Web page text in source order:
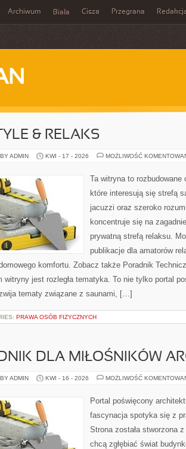
Archiwum Biała Cisza Przegrana
& RELAKS
ADMIN KWI - 17 - 2026 MOŻLIWOŚĆ
Ta witryna to
które interesują się strefą
jacuzzi oraz szeroko
koncentruje się na
prywatną strefą relaksu.
publikacje dla amatorów
komfortu. Zobacz także Poradnik
witryny jest rozległa tematyka. To nie tylko portal
tematy związane z saunami, […]
PRAWA OSÓB FIZYCZNYCH
DLA MIŁOŚNIKÓW
ADMIN KWI - 16 - 2026 MOŻLIWOŚĆ
Portal poświęcony
fascynacja spotyka się z
Strona została stworzona
chcą zgłębiać świat